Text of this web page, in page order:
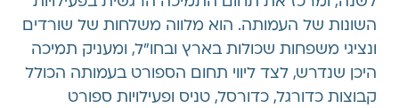
השונות של העמותה. הוא מלווה משלחות של שורדים
ונציגי משפחות שכולות בארץ ובחו״ל, ומעניק תמיכה
היכן שנדרש, לצד ליווי תחום הספורט בעמותה הכולל
קבוצות כדורגל, כדורסל, טניס ופעילויות ספורט